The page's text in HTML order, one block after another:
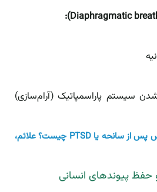
سیستم پاراسمپاتیک (آرام‌سازی)
اختلال استرس پس از سانحه یا PTSD چیست؟ علائم،